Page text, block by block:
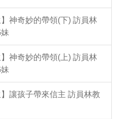
神奇妙的帶領(下) 訪員林
神奇妙的帶領(上) 訪員林
讓孩子帶來信主 訪員林教